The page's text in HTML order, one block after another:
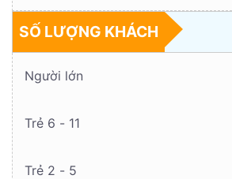
SỐ LƯỢNG KHÁCH
Người lớn
Trẻ 6 - 11
Trẻ 2 - 5